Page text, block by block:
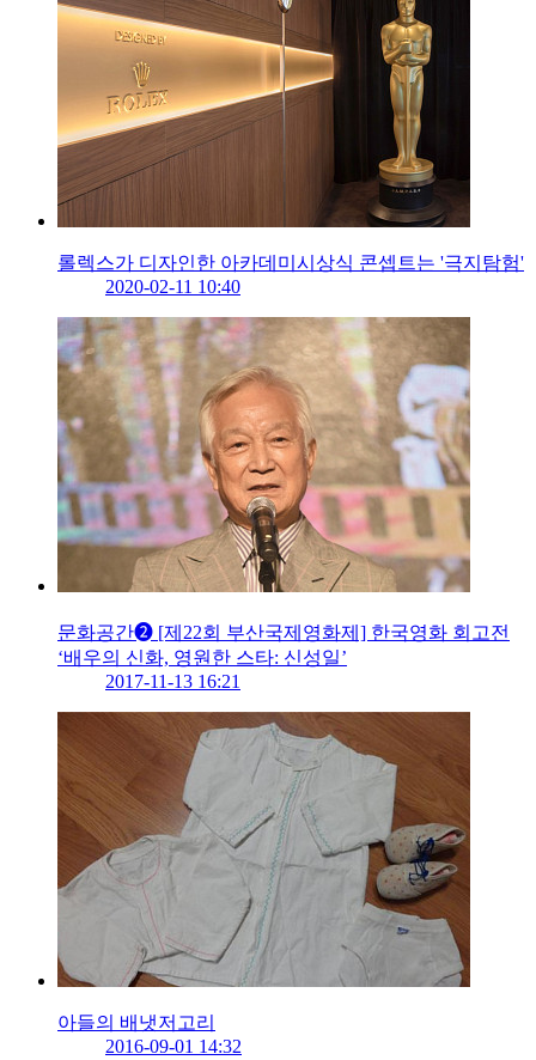
롤렉스가 디자인한 아카데미시상식 콘셉트는 '극지탐험'
2020-02-11 10:40
문화공간➋ [제22회 부산국제영화제] 한국영화 회고전
‘배우의 신화, 영원한 스타: 신성일’
2017-11-13 16:21
아들의 배냇저고리
2016-09-01 14:32